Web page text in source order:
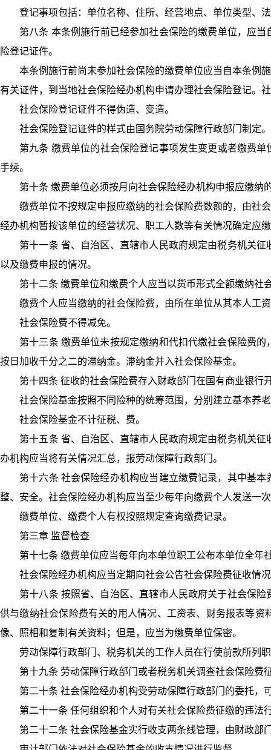
登记事项包括：单位名称、住所、经营地点、单位类型、
第八条 本条例施行前已经参加社会保险的缴费单位，应
险登记证件。
本条例施行前尚未参加社会保险的缴费单位应当自本条例
有关证件，到当地社会保险经办机构申请办理社会保险登记。
社会保险登记证件不得伪造、变造。
社会保险登记证件的样式由国务院劳动保障行政部门制定。
第九条 缴费单位的社会保险登记事项发生变更或者缴费
手续。
第十条 缴费单位必须按月向社会保险经办机构申报应缴
缴费单位不按规定申报应缴纳的社会保险费数额的，由社
经办机构暂按该单位的经营状况、职工人数等有关情况确定应
第十一条 省、自治区、直辖市人民政府规定由税务机关
以及缴费申报的情况。
第十二条 缴费单位和缴费个人应当以货币形式全额缴纳社
缴费个人应当缴纳的社会保险费，由所在单位从其本人工
社会保险费不得减免。
第十三条 缴费单位未按规定缴纳和代扣代缴社会保险费
按日加收千分之二的滞纳金。滞纳金并入社会保险基金。
第十四条 征收的社会保险费存入财政部门在国有商业银行
社会保险基金按照不同险种的统筹范围，分别建立基本养
社会保险基金不计征税、费。
第十五条 省、自治区、直辖市人民政府规定由税务机关
办机构应当将有关情况汇总，报劳动保障行政部门。
第十六条 社会保险经办机构应当建立缴费记录，其中基
整、安全。社会保险经办机构应当至少每年向缴费个人发送一
缴费单位、缴费个人有权按照规定查询缴费记录。
第三章 监督检查
第十七条 缴费单位应当每年向本单位职工公布本单位全年
社会保险经办机构应当定期向社会公告社会保险费征收情
第十八条 按照省、自治区、直辖市人民政府关于社会保
供与缴纳社会保险费有关的用人情况、工资表、财务报表等
像、照相和复制有关资料；但是，应当为缴费单位保密。
劳动保障行政部门、税务机关的工作人员在行使前款所列
第十九条 劳动保障行政部门或者税务机关调查社会保险
第二十条 社会保险经办机构受劳动保障行政部门的委托
第二十一条 任何组织和个人对有关社会保险费征缴的违
第二十二条 社会保险基金实行收支两条线管理，由财政部